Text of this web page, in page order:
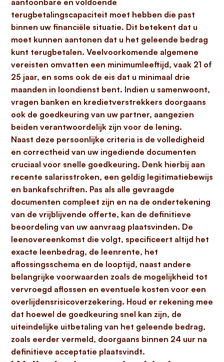
aantoonbare en voldoende
terugbetalingscapaciteit moet hebben die past
binnen uw financiële situatie. Dit betekent dat u
moet kunnen aantonen dat u het geleende bedrag
kunt terugbetalen. Veelvoorkomende algemene
vereisten omvatten een minimumleeftijd, vaak 21 of
25 jaar, en soms ook de eis dat u minimaal drie
maanden in loondienst bent. Indien u samenwoont,
vragen banken en kredietverstrekkers doorgaans
ook de goedkeuring van uw partner, aangezien
beiden verantwoordelijk zijn voor de lening.
Naast deze persoonlijke criteria is de volledigheid
en correctheid van uw ingediende documenten
cruciaal voor snelle goedkeuring. Denk hierbij aan
recente salarisstroken, een geldig legitimatiebewijs
en bankafschriften. Pas als alle gevraagde
documenten compleet zijn en na de ondertekening
van de vrijblijvende offerte, kan de definitieve
beoordeling van uw aanvraag plaatsvinden. De
leenovereenkomst die volgt, specificeert altijd het
exacte leenbedrag, de leenrente, het
aflossingsschema en de looptijd, naast andere
belangrijke voorwaarden zoals de mogelijkheid tot
vervroegd aflossen en eventuele kosten voor een
overlijdensrisicoverzekering. Houd er rekening mee
dat hoewel de goedkeuring snel kan zijn, de
uiteindelijke uitbetaling van het geleende bedrag,
zoals eerder vermeld, doorgaans binnen 24 uur na
definitieve acceptatie plaatsvindt.